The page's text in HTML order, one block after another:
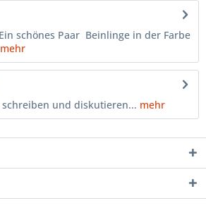
schönes Paar Beinlinge in der Farbe
mehr
und diskutieren... mehr